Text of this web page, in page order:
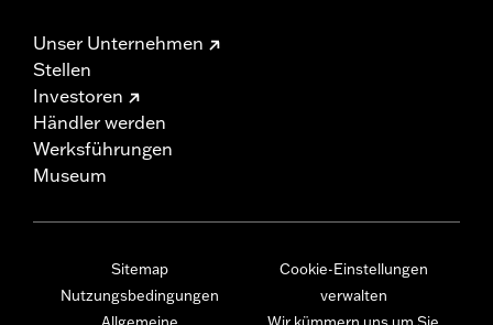
Unser Unternehmen
Stellen
Investoren
Händler werden
Werksführungen
Museum
Sitemap
Nutzungsbedingungen
Allgemeine
Cookie-Einstellungen
verwalten
Wir kümmern uns um Sie